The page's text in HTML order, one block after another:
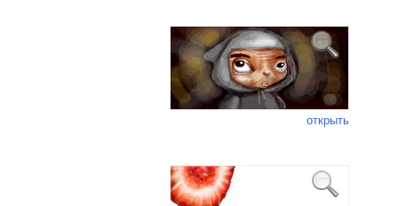
открыть